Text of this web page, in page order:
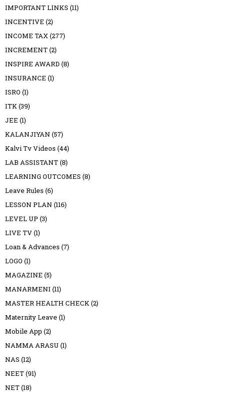
IMPORTANT LINKS (11)
INCENTIVE (2)
INCOME TAX(277)
INCREMENT(2)
INSPIRE AWARD (8)
INSURANCE (1)
ISRO (1)
ITK(39)
JEE (1)
KALANJIYAN (57)
Kalvi Tv Videos (44)
LAB ASSISTANT(8)
LEARNING OUTCOMES (8)
Leave Rules (6)
LESSON PLAN (116)
LEVEL UP (3)
LIVE TV(1)
Loan & Advances (7)
LOGO (1)
MAGAZINE (5)
MANARMENI (11)
MASTER HEALTH CHECK(2)
Maternity Leave (1)
Mobile App (2)
NAMMA ARASU (1)
NAS (12)
NEET(91)
NET(18)